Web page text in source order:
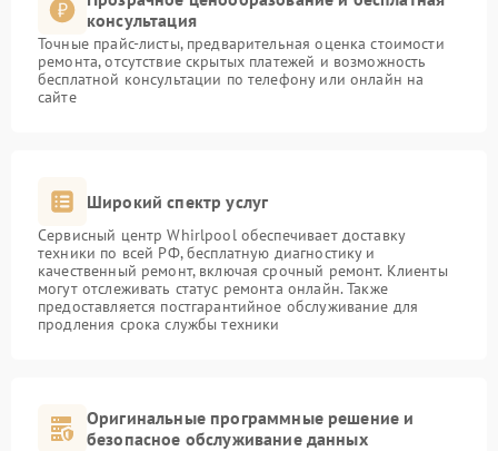
консультация
Точные прайс-листы, предварительная оценка стоимости
ремонта, отсутствие скрытых платежей и возможность
бесплатной консультации по телефону или онлайн на
сайте
Широкий спектр услуг
Сервисный центр Whirlpool обеспечивает доставку
техники по всей РФ, бесплатную диагностику и
качественный ремонт, включая срочный ремонт. Клиенты
могут отслеживать статус ремонта онлайн. Также
предоставляется постгарантийное обслуживание для
продления срока службы техники
Оригинальные программные решение и
безопасное обслуживание данных